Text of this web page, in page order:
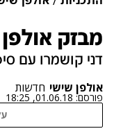
מבזק אולפן שישי
דני קושמרו עם
אולפן שישי חדשות
פורסם: 01.06.18, 18:25